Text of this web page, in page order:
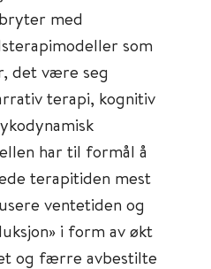
med
som
det være seg
terapi, kognitiv
har til formål å
terapitiden mest
ventetiden og
i form av økt
og færre avbestilte